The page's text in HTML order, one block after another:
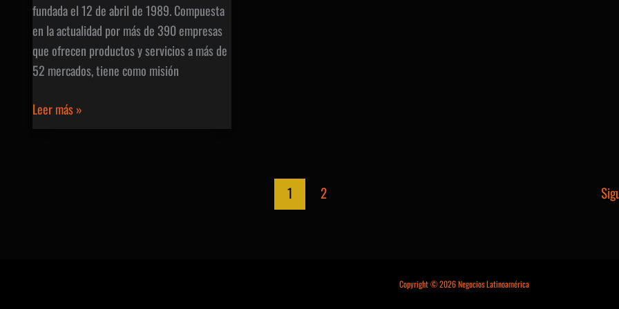
fundada el 12 de abril de 1989. Compuesta
en la actualidad por más de 390 empresas
que ofrecen productos y servicios a más de
52 mercados, tiene como misión
Cuti
Leer más »
1 2
Copyright © 2026 Negocios Latinoamérica